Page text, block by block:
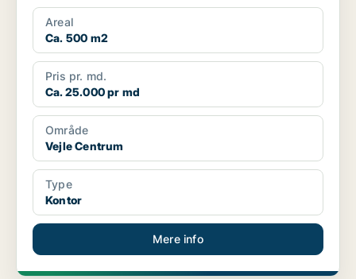
Areal
Ca. 500 m2
Pris pr. md.
Ca. 25.000 pr md
Område
Vejle Centrum
Type
Kontor
Mere info